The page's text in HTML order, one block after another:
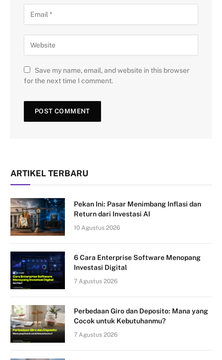
Save my name, email, and website in this browser
for the next time I comment.
ARTIKEL TERBARU
Pekan Ini: Pasar Menimbang Inflasi dan
Return dari Investasi AI
10 Agustus 2026
6 Cara Enterprise Software Menopang
Investasi Digital
7 Agustus 2026
Perbedaan Giro dan Deposito: Mana yang
Cocok untuk Kebutuhanmu?
7 Agustus 2026